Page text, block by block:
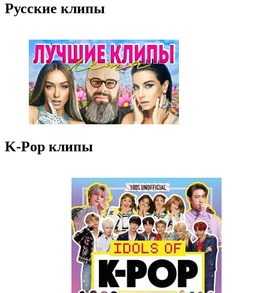
Русские клипы
K-Pop клипы